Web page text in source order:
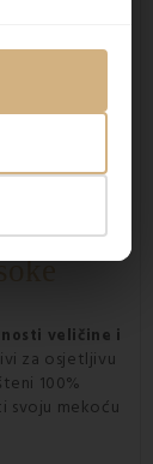
veličine i
za osjetljivu
100%
svoju mekoću